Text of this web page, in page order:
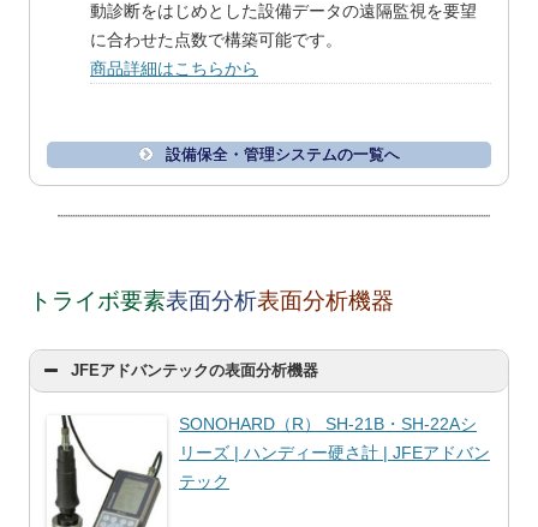
動診断をはじめとした設備データの遠隔監視を要望
に合わせた点数で構築可能です。
商品詳細はこちらから
設備保全・管理システムの一覧へ
トライボ要素表面分析表面分析機器
JFEアドバンテックの表面分析機器
SONOHARD（R） SH-21B・SH-22Aシ
リーズ | ハンディー硬さ計 | JFEアドバン
テック